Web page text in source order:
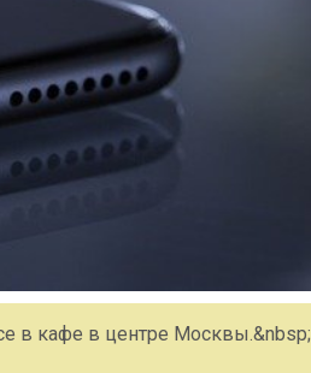
в кафе в центре Москвы.&nbsp;